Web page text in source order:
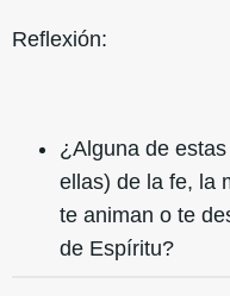
Reflexión:
¿Alguna de
ellas) de la fe, la
te animan o te
de Espíritu?